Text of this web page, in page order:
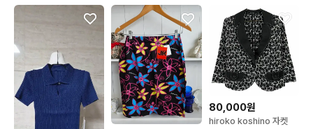
80,000원
hiroko koshino 자켓